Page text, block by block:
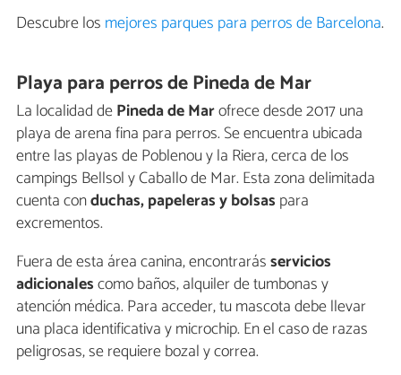
Descubre los mejores parques para perros de Barcelona.
Playa para perros de Pineda de Mar
La localidad dePineda de Marofrece desde 2017 una
playa de arena fina para perros. Se encuentra ubicada
entre las playas de Poblenou y la Riera, cerca de los
campings Bellsol y Caballo de Mar. Esta zona delimitada
cuenta conduchas, papeleras y bolsas para
excrementos.
Fuera de esta área canina, encontrarásservicios
adicionalescomo baños, alquiler de tumbonas y
atención médica. Para acceder, tu mascota debe llevar
una placa identificativa y microchip. En el caso de razas
peligrosas, se requiere bozal y correa.